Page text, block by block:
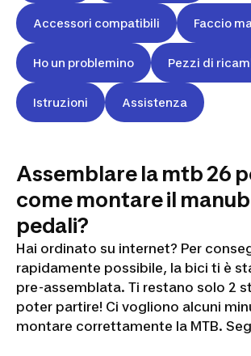
Accessori compatibili Faccio
Ho un problemino Pezzi di
Istruzioni Assistenza
Assemblare la mtb 26
come montare il
pedali?
Hai ordinato su internet? Per
rapidamente possibile, la bici ti è
pre-assemblata. Ti restano solo 2
poter partire! Ci vogliono alcuni
montare correttamente la MTB.